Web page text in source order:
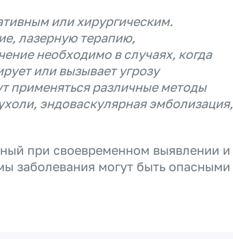
или хирургическим.
лазерную терапию,
необходимо в случаях, когда
или вызывает угрозу
применяться различные методы
эндоваскулярная эмболизация,
при своевременном выявлении и
заболевания могут быть опасными